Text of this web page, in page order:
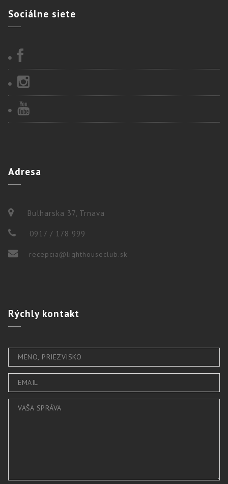
Sociálne siete
Adresa
Bulharska 37, Trnava
0917 / 178 999
recepcia@lighthouseclub.sk
Rýchlykontakt